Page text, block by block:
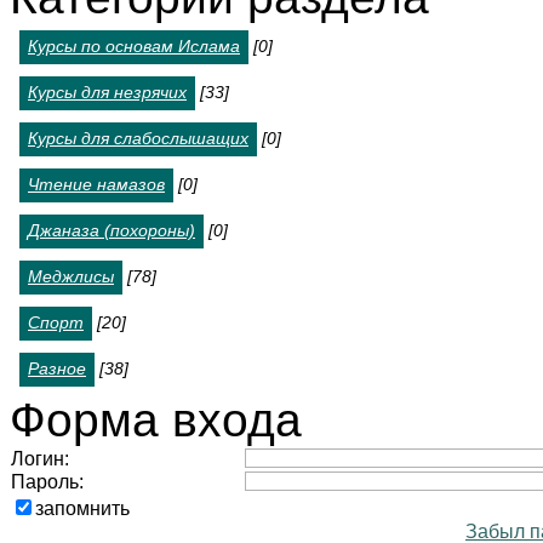
Курсы по основам Ислама [0]
Курсы для незрячих [33]
Курсы для слабослышащих [0]
Чтение намазов [0]
Джаназа (похороны) [0]
Меджлисы [78]
Спорт [20]
Разное [38]
Форма входа
Логин:
Пароль:
запомнить
Забыл